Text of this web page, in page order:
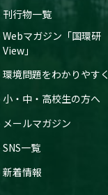
刊行物一覧
Webマガジン「国環研
View」
環境問題をわかりやすく
小・中・高校生の方へ
メールマガジン
SNS一覧
新着情報